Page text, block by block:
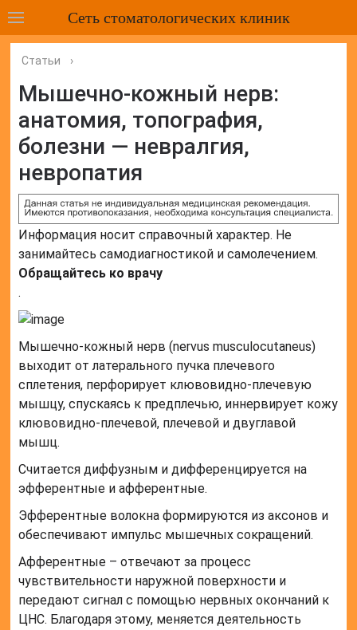
Сеть стоматологических клиник
Статьи ›
Мышечно-кожный нерв:
анатомия, топография,
болезни — невралгия,
невропатия
Информация носит справочный характер. Не
занимайтесь самодиагностикой и самолечением.
Обращайтесь ко врачу
.
Мышечно-кожный нерв (nervus musculocutaneus)
выходит от латерального пучка плечевого
сплетения, перфорирует клювовидно-плечевую
мышцу, спускаясь к предплечью, иннервирует кожу
клювовидно-плечевой, плечевой и двуглавой
мышц.
Считается диффузным и дифференцируется на
эфферентные и афферентные.
Эфферентные волокна формируются из аксонов и
обеспечивают импульс мышечных сокращений.
Афферентные – отвечают за процесс
чувствительности наружной поверхности и
передают сигнал с помощью нервных окончаний к
ЦНС. Благодаря этому, меняется деятельность